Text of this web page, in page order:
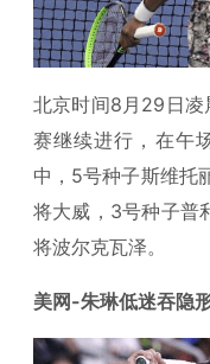
北京时间8月29日凌
赛继续进行，在午
中，5号种子斯维托
将大威，3号种子普
将波尔克瓦泽。
美网-朱琳低迷吞隐